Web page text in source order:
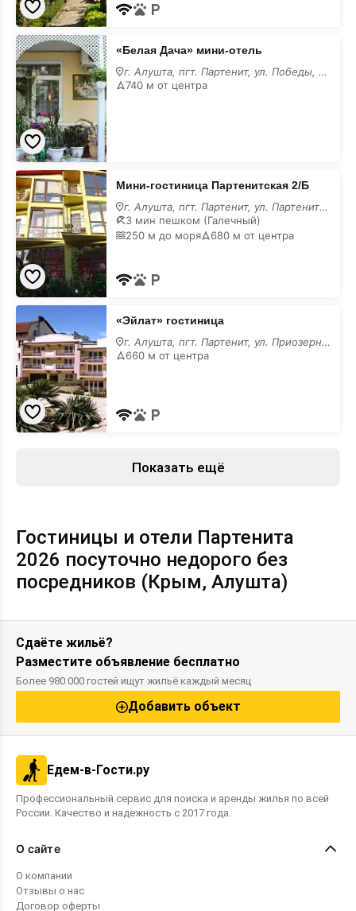
«Белая
Дача»
мини-
отель
«Белая Дача» мини-отель
г. Алушта, пгт. Партенит, ул. Победы, 3/г
740 м от центра
Мини-
гостиница
Партенитская
2/
Б
Мини-гостиница Партенитская 2/Б
г. Алушта, пгт. Партенит, ул. Партенитская, 2/Б
3 мин пешком (Галечный)
250 м до моря
680 м от центра
«Эйлат»
гостиница
«Эйлат» гостиница
г. Алушта, пгт. Партенит, ул. Приозерная
660 м от центра
Показать ещё
Гостиницы и отели Партенита
2026 посуточно недорого без
посредников (Крым, Алушта)
Сдаёте жильё?
Разместите объявление бесплатно
Более 980 000 гостей ищут жильё каждый месяц
Добавить объект
Едем-в-Гости.ру
Профессиональный сервис для поиска и аренды жилья по всей
России. Качество и надежность с 2017 года.
О сайте
О компании
Отзывы о нас
Договор оферты